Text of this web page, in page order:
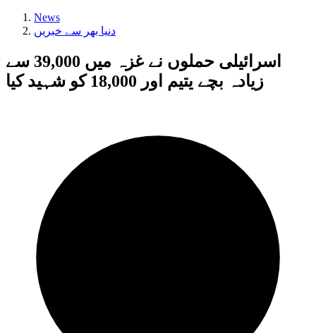
News
دنیا بھر سے خبریں
اسرائیلی حملوں نے غزہ میں 39,000 سے
زیادہ بچے یتیم اور 18,000 کو شہید کیا